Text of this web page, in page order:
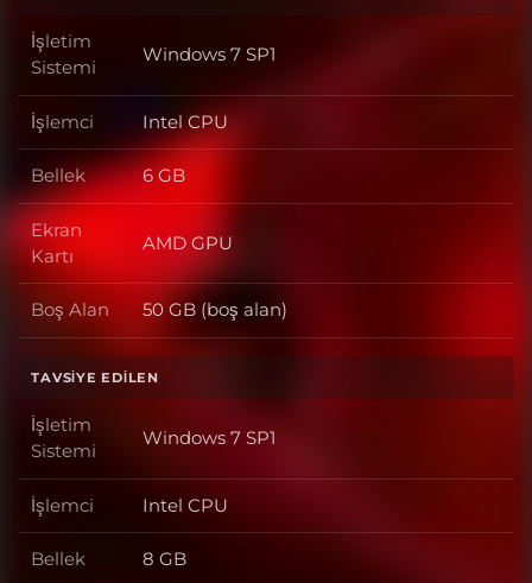
İşletim
Sistemi
İşletim Sistemi
Windows 7 SP1
İşlemci İşlemci
Intel CPU
Bellek Bellek
6 GB
Ekran
Kartı
Ekran Kartı
AMD GPU
Boş Alan Boş Alan
50 GB (boş alan)
TAVSIYE EDILEN
İşletim
Sistemi
İşletim Sistemi
Windows 7 SP1
İşlemci İşlemci
Intel CPU
Bellek Bellek
8 GB